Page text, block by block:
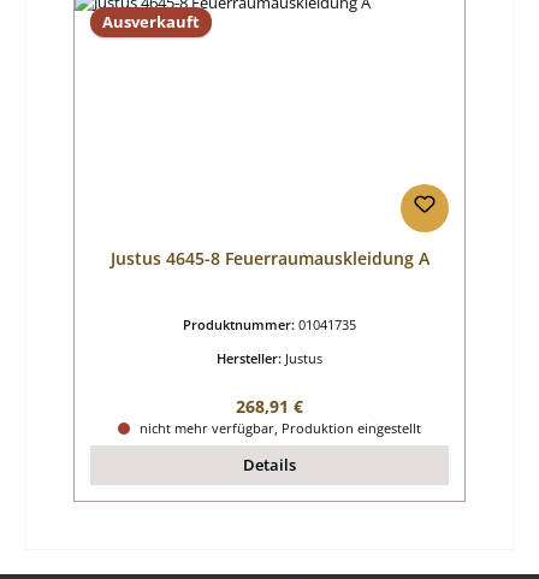
Ausverkauft
Justus 4645-8 Feuerraumauskleidung A
Produktnummer: 01041735
Hersteller: Justus
Regulärer Preis:
268,91 €
nicht mehr verfügbar, Produktion eingestellt
Details